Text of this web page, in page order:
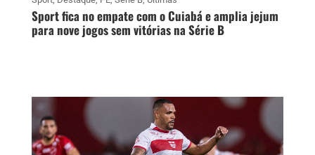
Sport fica no empate com o Cuiabá e amplia jejum
para nove jogos sem vitórias na Série B